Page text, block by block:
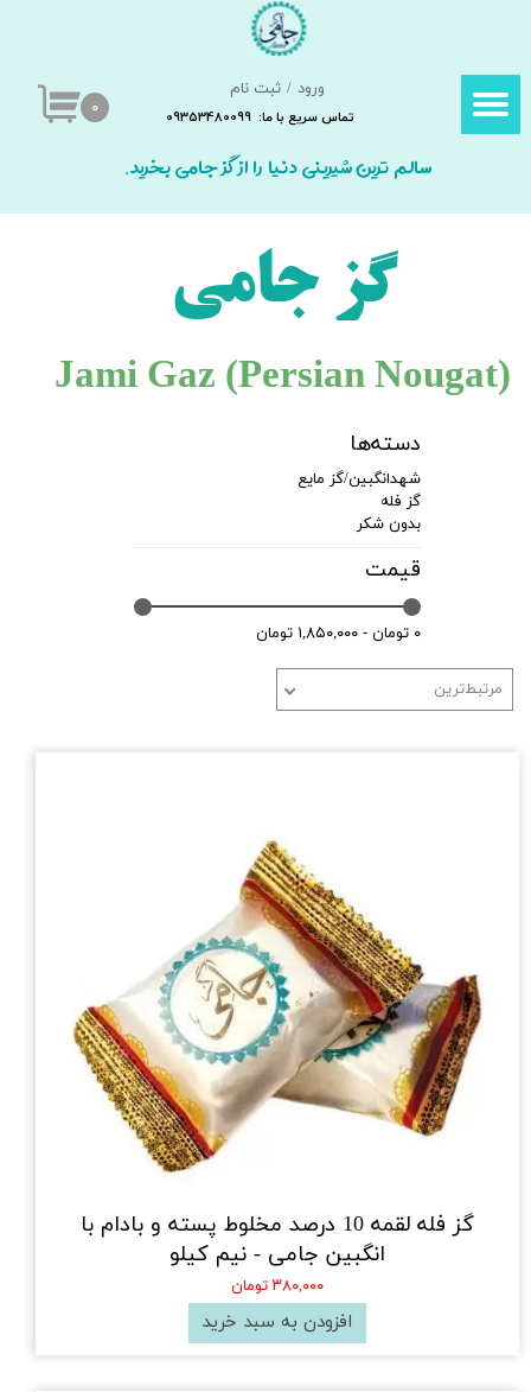
ورود / ثبت نام
تغییر گذر واژه
خروج از حساب کاربری
تماس سریع با ما: 09353480099 ۰
سالم ترین شیرینی دنیا را از گز جامی بخرید.
گز جامی
Jami Gaz (Persian Nougat​​​​​​​)
دسته‌ها
شهدانگبین/گز مایع
گز فله
بدون شکر
قیمت
۰ تومان - ۱,۸۵۰,۰۰۰ تومان
مرتبط‌ترین
گز فله لقمه 10 درصد مخلوط پسته و بادام با
انگبین جامی - نیم کیلو
۳۸۰,۰۰۰ تومان
افزودن به سبد خرید